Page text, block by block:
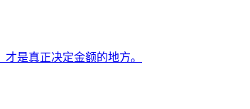
是真正决定金额的地方。